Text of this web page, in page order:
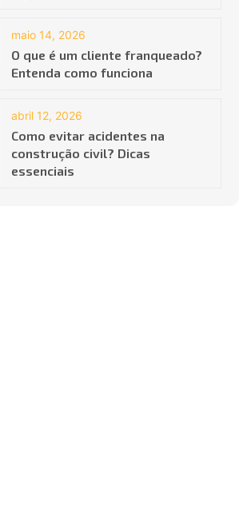
maio 14, 2026
O que é um cliente franqueado?
Entenda como funciona
abril 12, 2026
Como evitar acidentes na
construção civil? Dicas
essenciais